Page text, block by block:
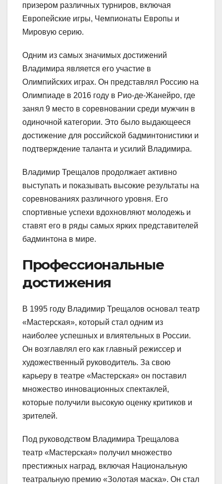
призером различных турниров, включая
Европейские игры, Чемпионаты Европы и
Мировую серию.
Одним из самых значимых достижений
Владимира является его участие в
Олимпийских играх. Он представлял Россию на
Олимпиаде в 2016 году в Рио-де-Жанейро, где
занял 9 место в соревновании среди мужчин в
одиночной категории. Это было выдающееся
достижение для российской бадминтонистики и
подтверждение таланта и усилий Владимира.
Владимир Трещалов продолжает активно
выступать и показывать высокие результаты на
соревнованиях различного уровня. Его
спортивные успехи вдохновляют молодежь и
ставят его в ряды самых ярких представителей
бадминтона в мире.
Профессиональные
достижения
В 1995 году Владимир Трещалов основал театр
«Мастерская», который стал одним из
наиболее успешных и влиятельных в России.
Он возглавлял его как главный режиссер и
художественный руководитель. За свою
карьеру в театре «Мастерская» он поставил
множество инновационных спектаклей,
которые получили высокую оценку критиков и
зрителей.
Под руководством Владимира Трещалова
театр «Мастерская» получил множество
престижных наград, включая Национальную
театральную премию «Золотая маска». Он стал